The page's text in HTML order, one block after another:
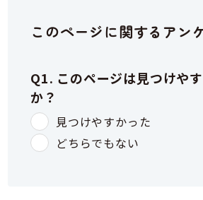
このページに関するアン